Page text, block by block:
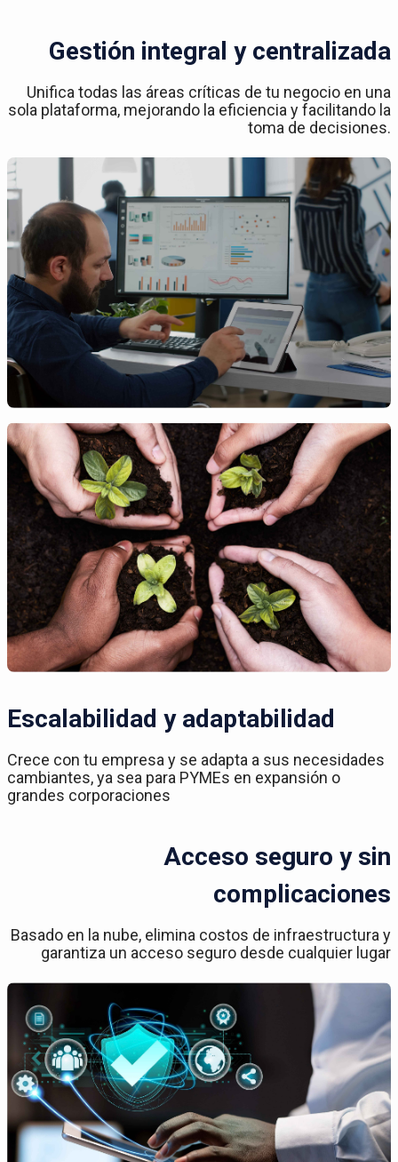
Gestión integral y centralizada
Unifica todas las áreas críticas de tu negocio en una
sola plataforma, mejorando la eficiencia y facilitando la
toma de decisiones.
Escalabilidad y adaptabilidad
Crece con tu empresa y se adapta a sus necesidades
cambiantes, ya sea para PYMEs en expansión o
grandes corporaciones
Acceso seguro y sin
complicaciones
Basado en la nube, elimina costos de infraestructura y
garantiza un acceso seguro desde cualquier lugar